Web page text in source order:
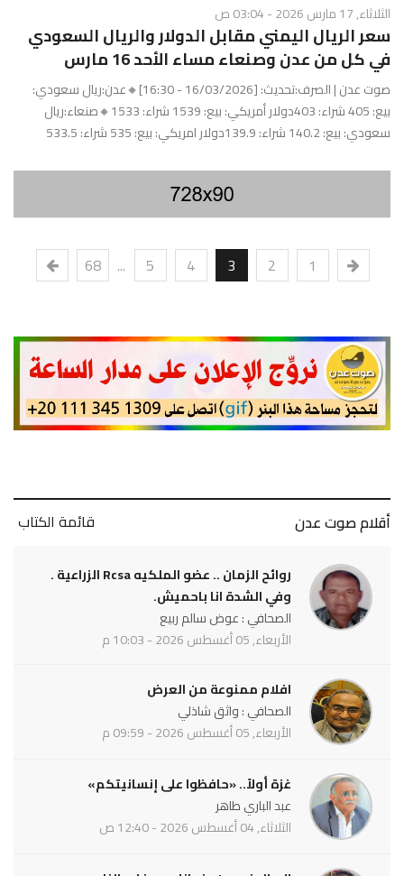
الثلاثاء, 17 مارس 2026 - 03:04 ص
سعر الريال اليمني مقابل الدولار والريال السعودي
في كل من عدن وصنعاء مساء الأحد 16 مارس
صوت عدن | الصرف:تحديث: [16/03/2026 - 16:30]🔸عدن:ريال سعودي:
بيع: 405 شراء: 403دولار أمريكي: بيع: 1539 شراء: 1533🔸صنعاء:ريال
سعودي: بيع: 140.2 شراء: 139.9دولار امريكي: بيع: 535 شراء: 533.5
1
2
3
4
5
...
68
أقلام صوت عدن قائمة الكتاب
روائح الزمان .. عضو الملكيه Rcsa الزراعية .
وفي الشدة انا باحميش.
الصحافي : عوض سالم ربيع
الأربعاء, 05 أغسطس 2026 - 10:03 م
افلام ممنوعة من العرض
الصحافي : واثق شاذلي
الأربعاء, 05 أغسطس 2026 - 09:59 م
غزة أولاً.. «حافظوا على إنسانيتكم»
عبد الباري طاهر
الثلاثاء, 04 أغسطس 2026 - 12:40 ص